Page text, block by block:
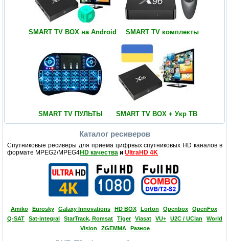
SMART TV BOX на Android SMART TV комплекты
SMART TV ПУЛЬТЫ SMART TV BOX + Укр ТВ
Каталог ресиверов
Спутниковые ресиверы для приема цифрвых спутниковых HD каналов в
формате MPEG2/MPEG4HD качества и UltraHD 4K
Amiko Eurosky Galaxy Innovations HD BOX Lorton Openbox
OpenFox
Q-SAT
Sat-integral StarTrack, Romsat Tiger Viasat VU+ U2C / UClan
World
Vision
ZGEMMA Разное